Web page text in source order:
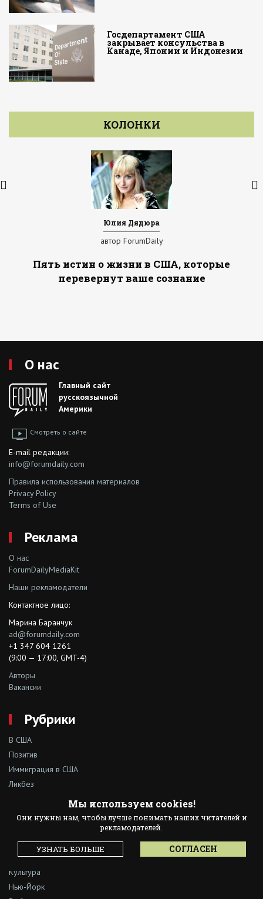
Госдепартамент США
закрывает консульства в
Канаде, Японии и Индонезии
КОЛОНКИ
Юлия Дядюра
автор ForumDaily
Пять истин о жизни в США, которые
перевернут ваше сознание
О нас
Главный сайт
русскоязычной
Америки
Смотреть о сайте
E-mail редакции:
info@forumdaily.com
Правила использования материалов
Privacy Policy
Terms of Use
Реклама
О нас
ForumDailyMediaKit
Наши рекламодатели
Контактное лицо:
Марина Баранчук
ad@forumdaily.com
+1 347 604 1261
(9:00 — 17:00, GMT-4)
Авторы
Вакансии
Рубрики
В США
Позитив
Иммиграция в США
Ликбез
Образование и карьера
Досуг
Woman
Наши люди
Культура
Нью-Йорк
Мы используем cookies!
Они нужны нам, чтобы лучше понимать наших читателей и
рекламодателей.
УЗНАТЬ БОЛЬШЕ СОГЛАСЕН